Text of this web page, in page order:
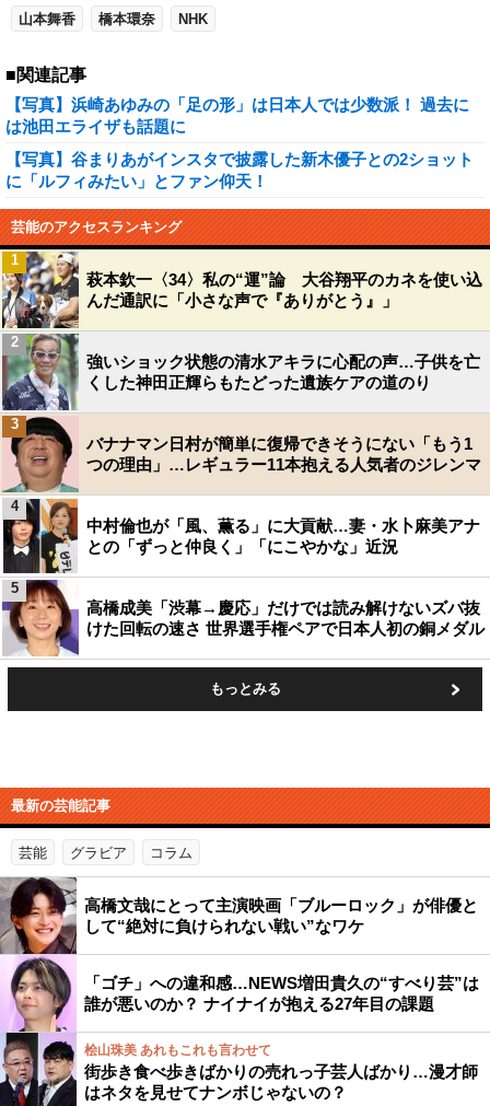
山本舞香 橋本環奈 NHK
■関連記事
【写真】浜崎あゆみの「足の形」は日本人では少数派！ 過去に
は池田エライザも話題に
【写真】谷まりあがインスタで披露した新木優子との2ショット
に「ルフィみたい」とファン仰天！
芸能のアクセスランキング
萩本欽一〈34〉私の“運”論 大谷翔平のカネを使い込
んだ通訳に「小さな声で『ありがとう』」
1
強いショック状態の清水アキラに心配の声…子供を亡
くした神田正輝らもたどった遺族ケアの道のり
2
バナナマン日村が簡単に復帰できそうにない「もう1
つの理由」…レギュラー11本抱える人気者のジレンマ
3
中村倫也が「風、薫る」に大貢献…妻・水卜麻美アナ
との「ずっと仲良く」「にこやかな」近況
4
高橋成美「渋幕→慶応」だけでは読み解けないズバ抜
けた回転の速さ 世界選手権ペアで日本人初の銅メダル
5
もっとみる
最新の芸能記事
芸能 グラビア コラム
高橋文哉にとって主演映画「ブルーロック」が俳優と
して“絶対に負けられない戦い”なワケ
「ゴチ」への違和感…NEWS増田貴久の“すべり芸”は
誰が悪いのか？ ナイナイが抱える27年目の課題
桧山珠美 あれもこれも言わせて
街歩き食べ歩きばかりの売れっ子芸人ばかり…漫才師
はネタを見せてナンボじゃないの？